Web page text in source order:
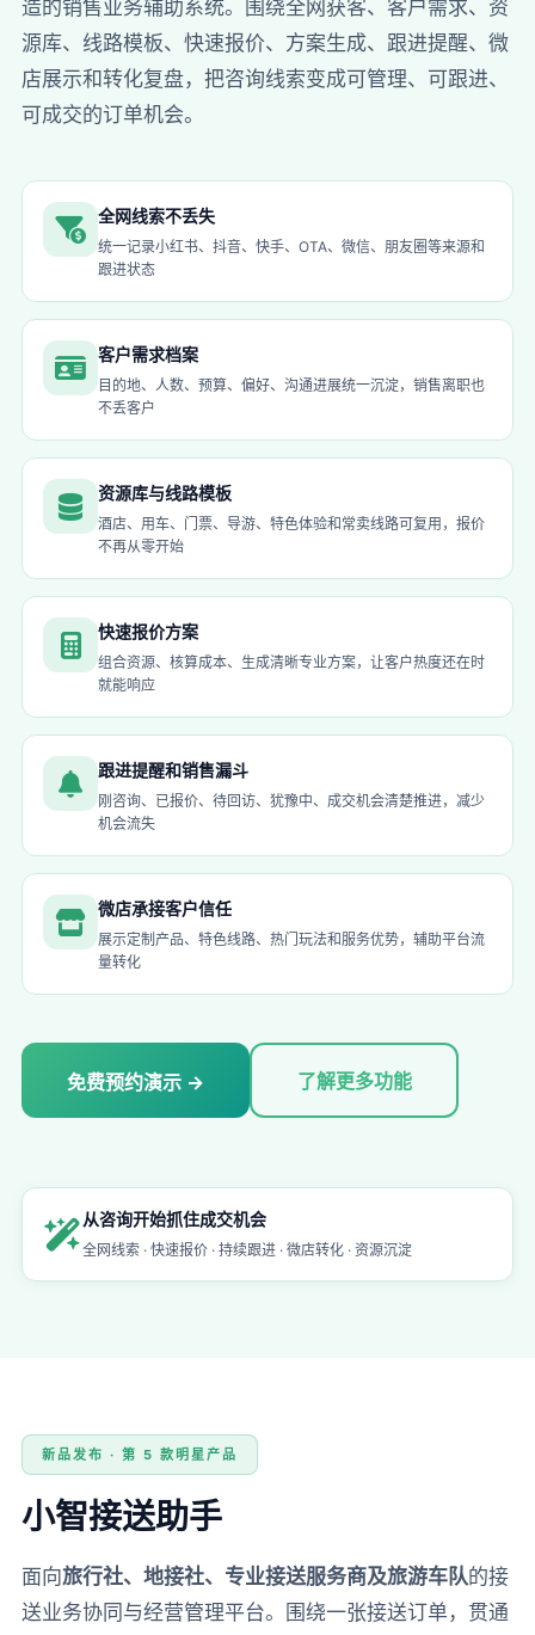
造的销售业务辅助系统。围绕全网获客、客户需求、资
源库、线路模板、快速报价、方案生成、跟进提醒、微
店展示和转化复盘，把咨询线索变成可管理、可跟进、
可成交的订单机会。
全网线索不丢失
统一记录小红书、抖音、快手、OTA、微信、朋友圈等来源和
跟进状态
客户需求档案
目的地、人数、预算、偏好、沟通进展统一沉淀，销售离职也
不丢客户
资源库与线路模板
酒店、用车、门票、导游、特色体验和常卖线路可复用，报价
不再从零开始
快速报价方案
组合资源、核算成本、生成清晰专业方案，让客户热度还在时
就能响应
跟进提醒和销售漏斗
刚咨询、已报价、待回访、犹豫中、成交机会清楚推进，减少
机会流失
微店承接客户信任
展示定制产品、特色线路、热门玩法和服务优势，辅助平台流
量转化
免费预约演示 → 了解更多功能
从咨询开始抓住成交机会
全网线索 · 快速报价 · 持续跟进 · 微店转化 · 资源沉淀
新品发布 · 第 5 款明星产品
小智接送助手
面向旅行社、地接社、专业接送服务商及旅游车队的接
送业务协同与经营管理平台。围绕一张接送订单，贯通